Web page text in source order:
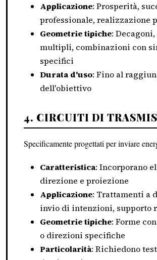
Applicazione: Prosperità,
professionale, realizzazione
Geometrie tipiche:
multipli, combinazioni con
specifici
Durata d'uso: Fino al
dell'obiettivo
4. CIRCUITI DI
Specificamente progettati per inviare
Caratteristica: Incorporano
direzione e proiezione
Applicazione: Trattamenti a
invio di intenzioni, supporto
Geometrie tipiche: Forme
o direzioni specifiche
Particolarità: Richiedono